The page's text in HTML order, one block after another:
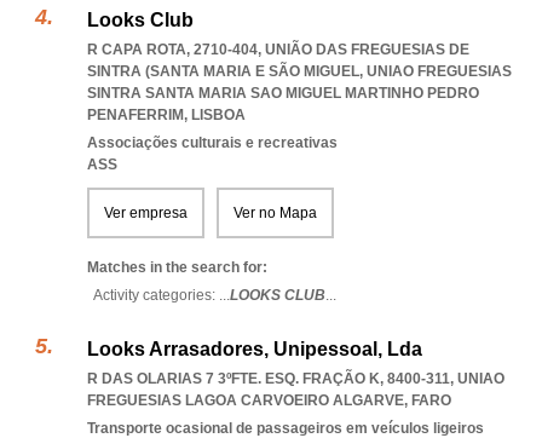
Looks Club
R CAPA ROTA, 2710-404, UNIÃO DAS FREGUESIAS DE
SINTRA (SANTA MARIA E SÃO MIGUEL, UNIAO FREGUESIAS
SINTRA SANTA MARIA SAO MIGUEL MARTINHO PEDRO
PENAFERRIM, LISBOA
Associações culturais e recreativas
ASS
Ver empresa Ver no Mapa
Matches in the search for:
Activity categories: ...LOOKS CLUB...
Looks Arrasadores, Unipessoal, Lda
R DAS OLARIAS 7 3ºFTE. ESQ. FRAÇÃO K, 8400-311, UNIAO
FREGUESIAS LAGOA CARVOEIRO ALGARVE, FARO
Transporte ocasional de passageiros em veículos ligeiros